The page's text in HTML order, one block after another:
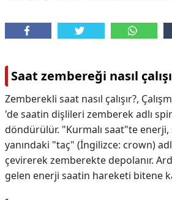
Saat zembereği nasıl
Zemberekli saat nasıl çalışır?,
'de saatin dişlileri zemberek adlı
döndürülür. "Kurmalı saat"te enerji,
yanındaki "taç" (İngilizce: crown)
çevirerek zemberekte depolanır.
gelen enerji saatin hareketi bitene